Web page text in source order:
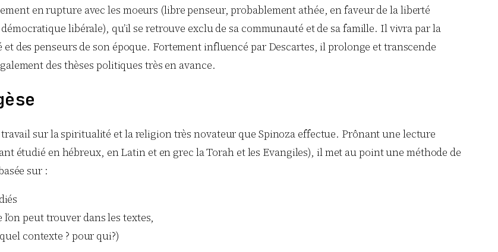
en rupture avec les moeurs (libre penseur, probablement athée, en faveur de la liberté
libérale), qu’il se retrouve exclu de sa communauté et de sa famille. Il vivra par la
des penseurs de son époque. Fortement influencé par Descartes, il prolonge et transcende
des thèses politiques très en avance.
sur la spiritualité et la religion très novateur que Spinoza effectue. Prônant une lecture
étudié en hébreux, en Latin et en grec la Torah et les Evangiles), il met au point une méthode de
sur :
peut trouver dans les textes,
contexte ? pour qui?)